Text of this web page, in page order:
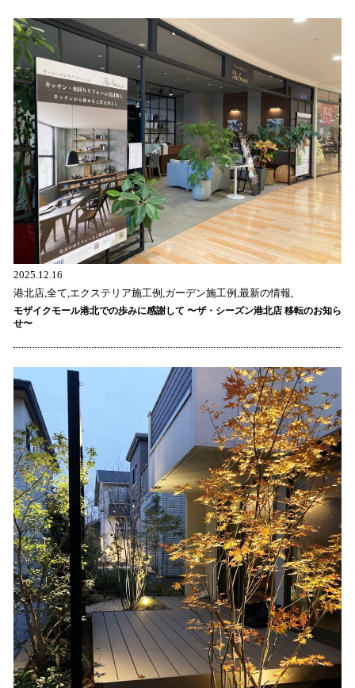
2025.12.16
港北店,全て,エクステリア施工例,ガーデン施工例,最新の情報,
モザイクモール港北での歩みに感謝して 〜ザ・シーズン港北店 移転のお知ら
せ〜